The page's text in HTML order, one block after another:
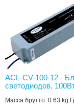
ACL-CV-100-12 -
светодиодов,
Масса брутто: 0.63 kg